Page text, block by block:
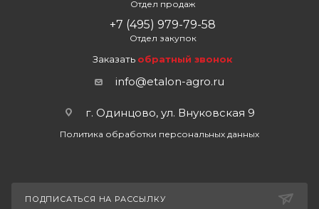
Отдел продаж
+7 (495) 979-79-58
Отдел закупок
Заказать обратный звонок
info@etalon-agro.ru
г. Одинцово, ул. Внуковская 9
Политика обработки персональных данных
ПОДПИСАТЬСЯ НА РАССЫЛКУ